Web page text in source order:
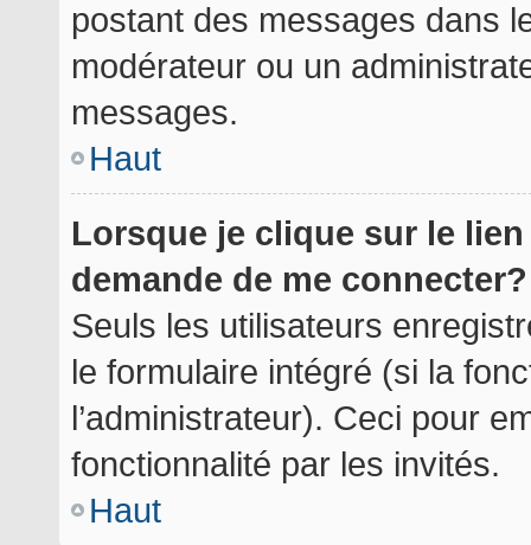
postant des messages dans
modérateur ou un
messages.
Haut
Lorsque je clique sur le
demande de me connecter?
Seuls les utilisateurs
le formulaire intégré (si la
l’administrateur). Ceci pour
fonctionnalité par les invités.
Haut